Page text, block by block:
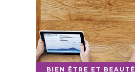
BIEN ÊTRE ET BEAUTÉ